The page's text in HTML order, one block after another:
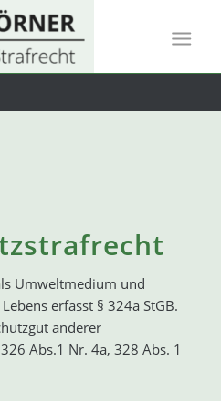
Umweltmedium und
erfasst § 324a StGB.
anderer
Abs.1 Nr. 4a, 328 Abs. 1